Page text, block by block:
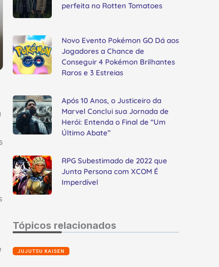
perfeita no Rotten Tomatoes
Novo Evento Pokémon GO Dá aos
Jogadores a Chance de
Conseguir 4 Pokémon Brilhantes
Raros e 3 Estreias
Após 10 Anos, o Justiceiro da
Marvel Conclui sua Jornada de
Herói: Entenda o Final de “Um
Último Abate”
RPG Subestimado de 2022 que
Junta Persona com XCOM É
Imperdível
Tópicos relacionados
JUJUTSU KAISEN